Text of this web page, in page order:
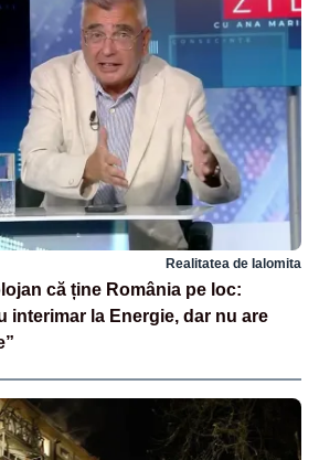
Realitatea de Ialomita
că ține România pe loc:
interimar la Energie, dar nu are